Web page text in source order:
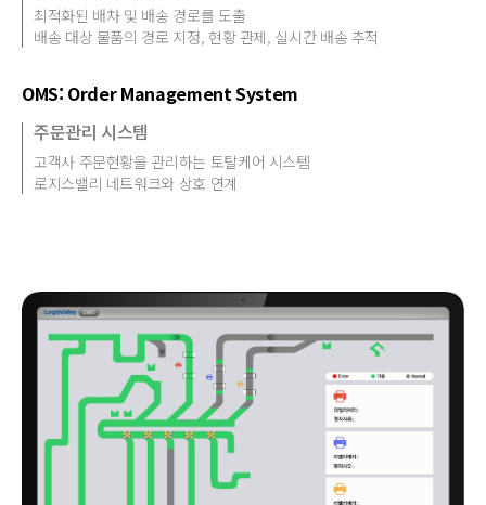
최적화된 배차 및 배송 경로를 도출
배송 대상 물품의 경로 지정, 현황 관제, 실시간 배송 추적
OMS: Order Management System
주문관리 시스템
고객사 주문현황을 관리하는 토탈케어 시스템
로지스밸리 네트워크와 상호 연계